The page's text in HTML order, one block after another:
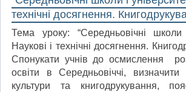
технічні досягнення.
Тема уроку: “Середньовічні школи
Наукові і технічні досягнення.
Спонукати учнів до осмислення
освіти в Середньовіччі,
культури та книгодрукування,